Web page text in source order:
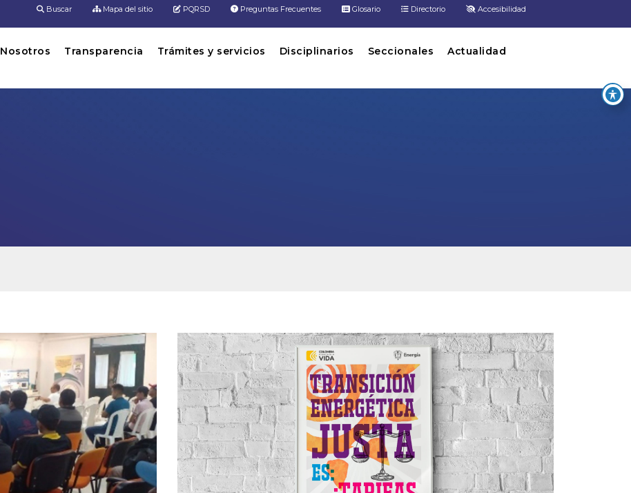
Buscar Mapa del sitio PQRSD Preguntas Frecuentes Glosario Directorio Accesibilidad
Nosotros Transparencia Trámites y servicios Disciplinarios Seccionales Actualidad